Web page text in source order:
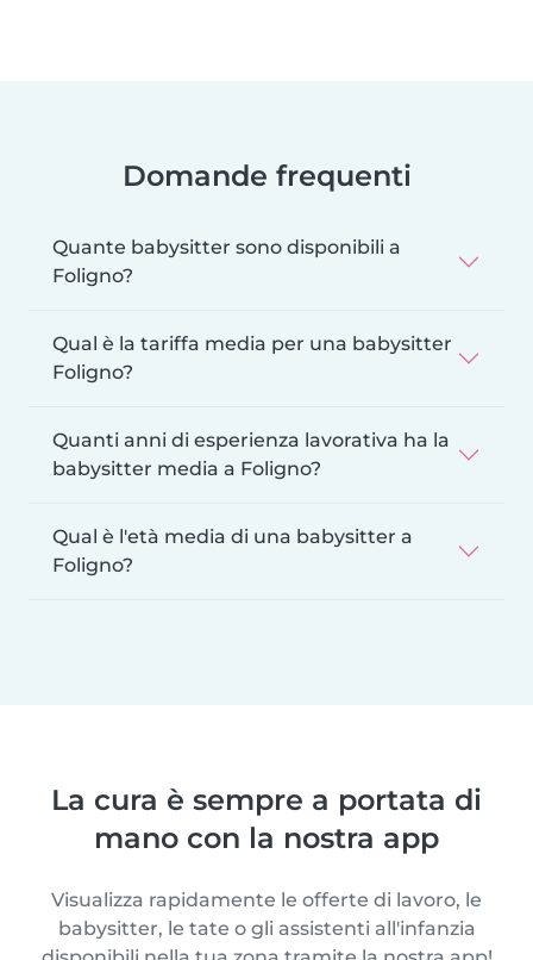
Domande frequenti
Quante babysitter sono disponibili a
Foligno?
Qual è la tariffa media per una babysitter
Foligno?
Quanti anni di esperienza lavorativa ha la
babysitter media a Foligno?
Qual è l'età media di una babysitter a
Foligno?
La cura è sempre a portata di
mano con la nostra app
Visualizza rapidamente le offerte di lavoro, le
babysitter, le tate o gli assistenti all'infanzia